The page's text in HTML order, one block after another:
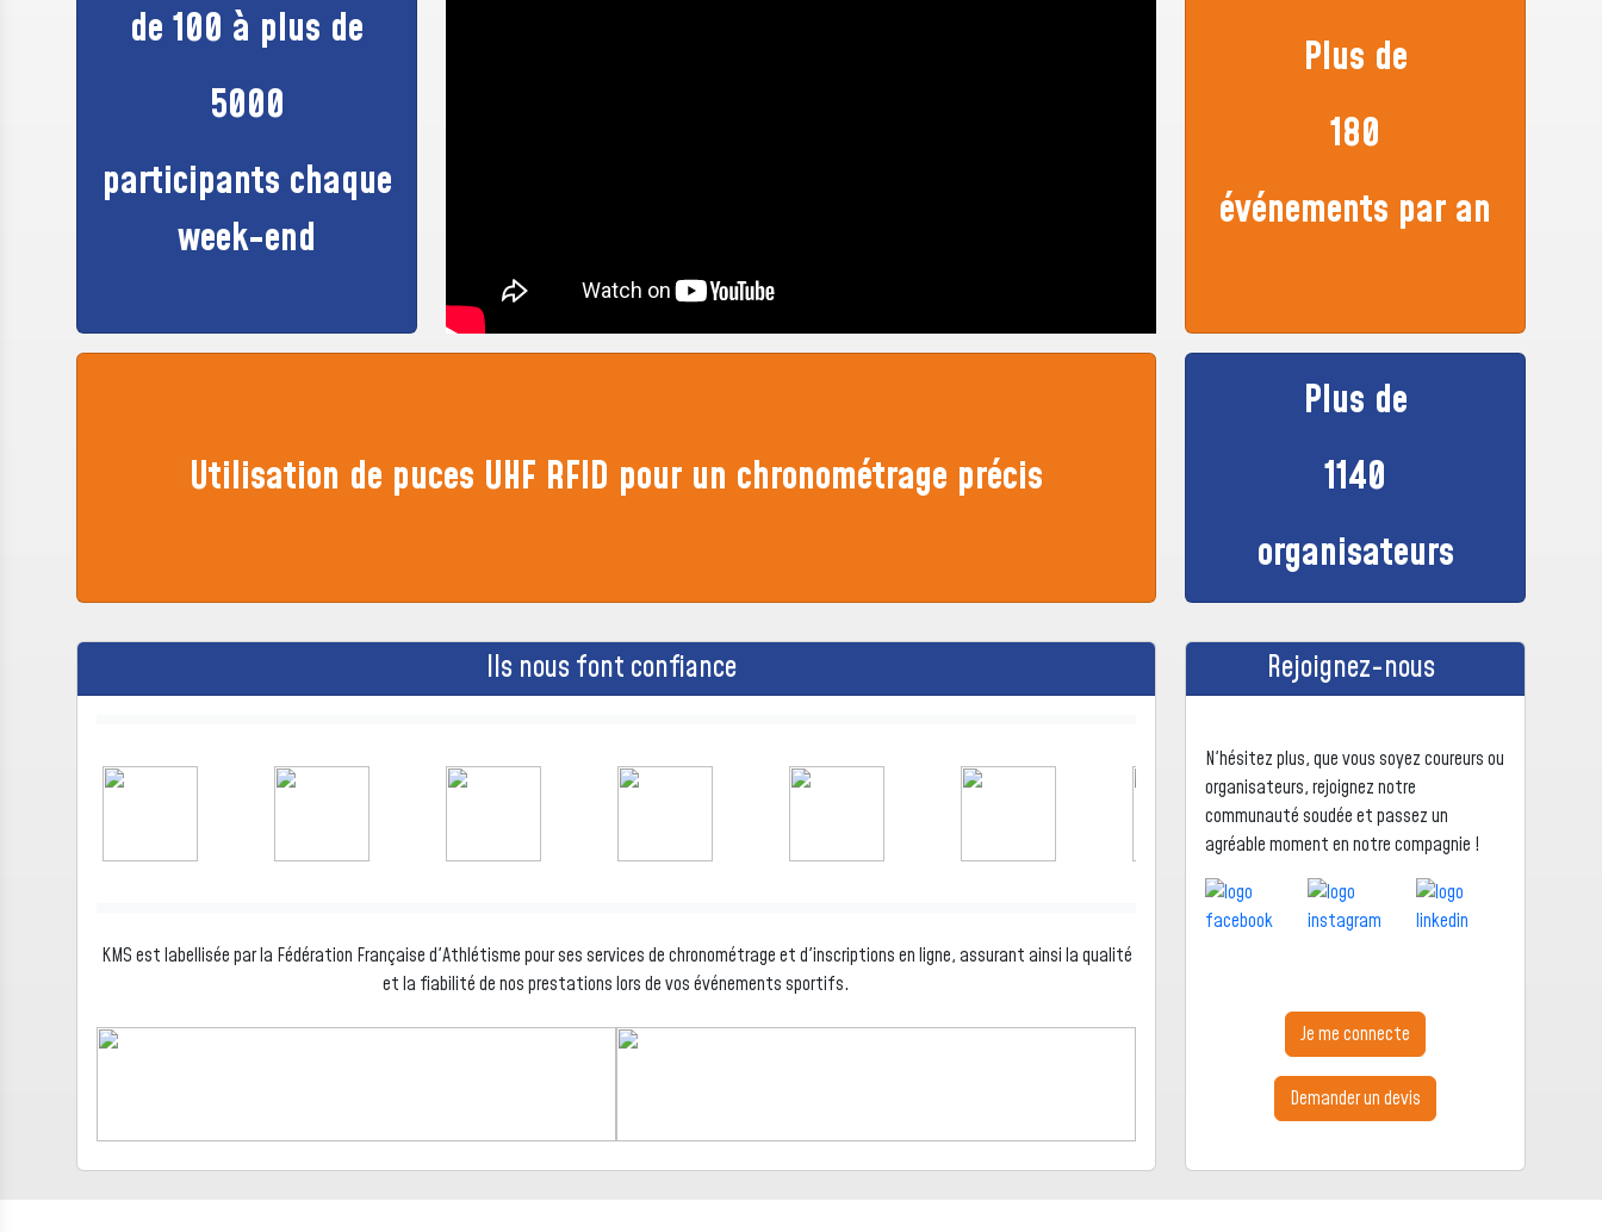
de 100 à plus de
5000
participants chaque
week-end
Plus de
180
événements par an
Utilisation de puces UHF RFID pour un chronométrage précis
Plus de
1140
organisateurs
Ils nous font confiance
KMS est labellisée par la Fédération Française d'Athlétisme pour ses services de chronométrage et d'inscriptions en ligne, assurant ainsi la qualité
et la fiabilité de nos prestations lors de vos événements sportifs.
Rejoignez-nous
N'hésitez plus, que vous soyez coureurs ou
organisateurs, rejoignez notre
communauté soudée et passez un
agréable moment en notre compagnie !
Je me connecte
Demander un devis